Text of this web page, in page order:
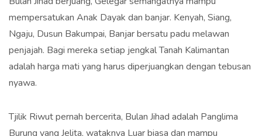
mempersatukan Anak Dayak dan banjar. Kenyah, Siang,
Ngaju, Dusun Bakumpai, Banjar bersatu padu melawan
penjajah. Bagi mereka setiap jengkal Tanah Kalimantan
adalah harga mati yang harus diperjuangkan dengan tebusan
nyawa.
Tjilik Riwut pernah bercerita, Bulan Jihad adalah Panglima
Burung yang Jelita, wataknya Luar biasa dan mampu